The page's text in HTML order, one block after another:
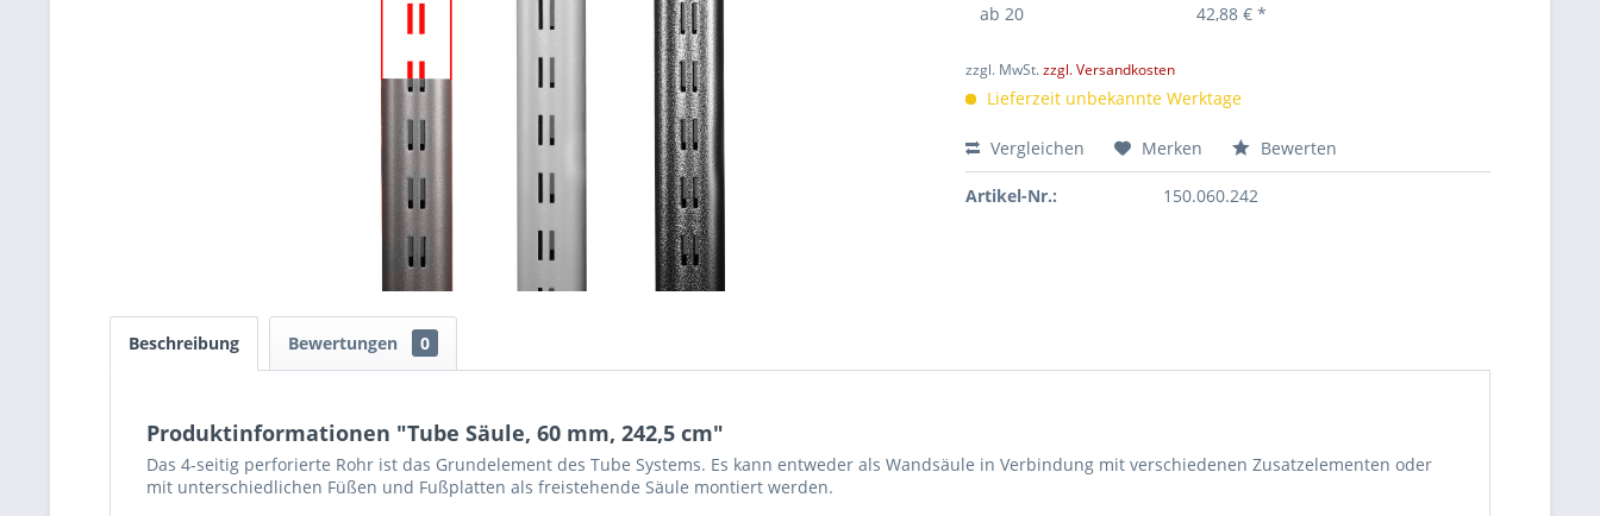
ab20 42,88 € *
zzgl. MwSt.zzgl. Versandkosten
Lieferzeit unbekannte Werktage
Vergleichen Merken Bewerten
Artikel-Nr.: 150.060.242
Beschreibung Bewertungen 0
Produktinformationen "Tube Säule, 60 mm, 242,5 cm"
Das 4-seitig perforierte Rohr ist das Grundelement des Tube Systems. Es kann entweder als Wandsäule in Verbindung mit verschiedenen Zusatzelementen oder
mit unterschiedlichen Füßen und Fußplatten als freistehende Säule montiert werden.